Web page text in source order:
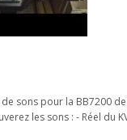
sons pour la BB7200
les sons : - Réel du